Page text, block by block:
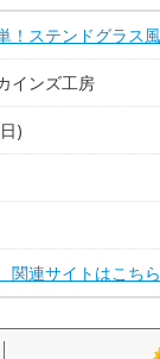
！ステンドグラス
インズ工房
)
関連サイトはこちら